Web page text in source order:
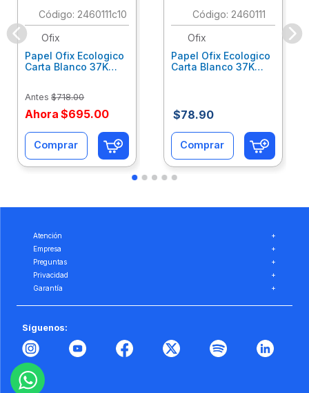
: 2460111c10
Ofix
Papel Ofix Ecologico
Carta Blanco 37K
Antes $718.00
Ahora $695.00
Comprar
: 2460111
Ofix
Papel Ofix Ecologico
Carta Blanco 37K
$78.90
Comprar
Atención
+
Empresa
+
Preguntas
+
Privacidad
+
Garantía
+
Síguenos: